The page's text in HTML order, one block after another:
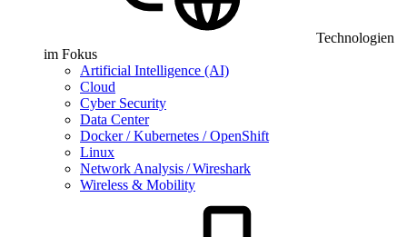
Technologien
im Fokus
Artificial Intelligence (AI)
Cloud
Cyber Security
Data Center
Docker / Kubernetes / OpenShift
Linux
Network Analysis / Wireshark
Wireless & Mobility